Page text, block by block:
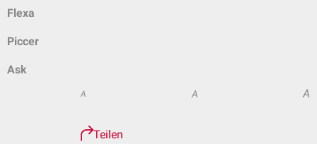
Flexa
Piccer
Ask
A A A
Teilen